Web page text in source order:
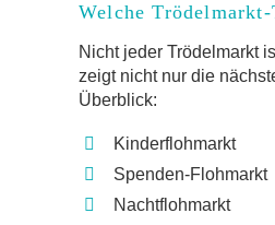
Welche
Nicht jeder Trödelmarkt
zeigt nicht nur die
Überblick:
Kinderflohmarkt
Spenden-Flohmarkt
Nachtflohmarkt